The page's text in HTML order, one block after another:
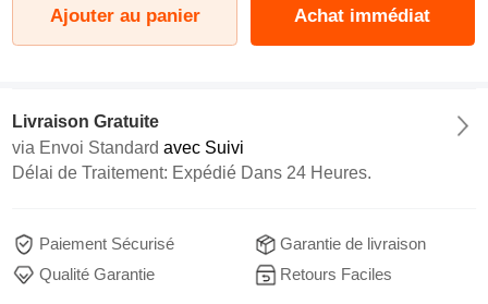
Ajouter au panier Achat immédiat
Livraison Gratuite
via Envoi Standard avec Suivi
Délai de Traitement: Expédié Dans 24 Heures.
Paiement Sécurisé
Garantie de livraison
Qualité Garantie
Retours Faciles